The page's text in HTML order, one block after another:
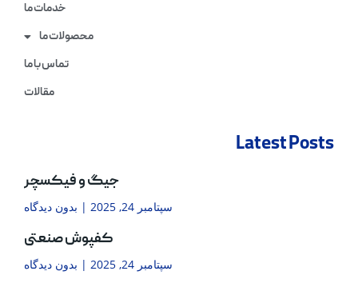
خدمات ما
محصولات ما
تماس با ما
مقالات
Latest Posts
جیگ و فیکسچر
سپتامبر 24, 2025 بدون دیدگاه
کفپوش صنعتی
سپتامبر 24, 2025 بدون دیدگاه